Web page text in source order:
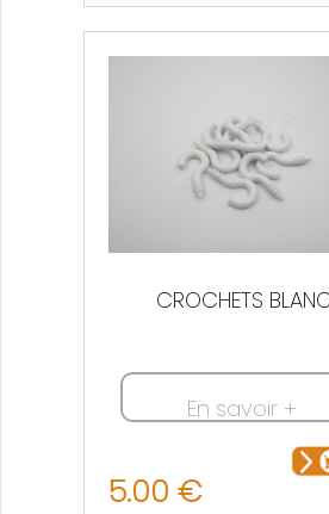
CROCHETS
En savoir +
5.00 €